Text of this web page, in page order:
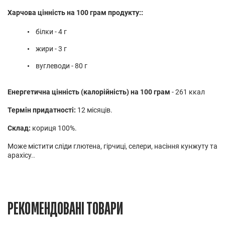
Харчова цінність на 100 грам продукту::
білки - 4 г
жири - 3 г
вуглеводи - 80 г
Енергетична цінність (калорійність) на 100 грам - 261 ккал
Термін придатності: 12 місяців.
Склад: кориця 100%.
Може містити сліди глютена, гірчиці, селери, насіння кунжуту та
арахісу..
РЕКОМЕНДОВАНІ ТОВАРИ